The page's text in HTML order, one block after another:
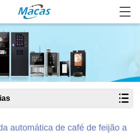
automática de café de feijão a